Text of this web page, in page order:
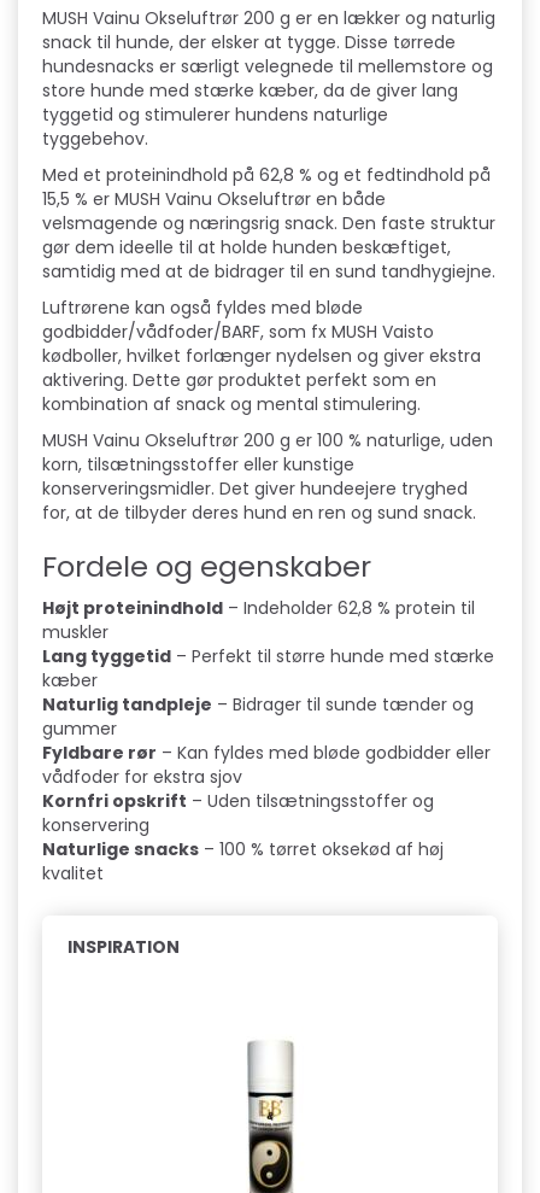
M
U
S
H
V
a
i
n
u
O
k
s
e
l
u
f
t
r
ø
r
MUSH Vainu Okseluftrør 200 g er en lækker og naturlig
snack til hunde, der elsker at tygge. Disse tørrede
hundesnacks er særligt velegnede til mellemstore og
store hunde med stærke kæber, da de giver lang
tyggetid og stimulerer hundens naturlige
tyggebehov.
Med et proteinindhold på 62,8 % og et fedtindhold på
15,5 % er MUSH Vainu Okseluftrør en både
velsmagende og næringsrig snack. Den faste struktur
gør dem ideelle til at holde hunden beskæftiget,
samtidig med at de bidrager til en sund tandhygiejne.
Luftrørene kan også fyldes med bløde
godbidder/vådfoder/BARF, som fx MUSH Vaisto
kødboller, hvilket forlænger nydelsen og giver ekstra
aktivering. Dette gør produktet perfekt som en
kombination af snack og mental stimulering.
MUSH Vainu Okseluftrør 200 g er 100 % naturlige, uden
korn, tilsætningsstoffer eller kunstige
konserveringsmidler. Det giver hundeejere tryghed
for, at de tilbyder deres hund en ren og sund snack.
Fordele og egenskaber
Højt proteinindhold – Indeholder 62,8 % protein til
muskler
Lang tyggetid – Perfekt til større hunde med stærke
kæber
Naturlig tandpleje – Bidrager til sunde tænder og
gummer
Fyldbare rør – Kan fyldes med bløde godbidder eller
vådfoder for ekstra sjov
Kornfri opskrift – Uden tilsætningsstoffer og
konservering
Naturlige snacks – 100 % tørret oksekød af høj
kvalitet
INSPIRATION